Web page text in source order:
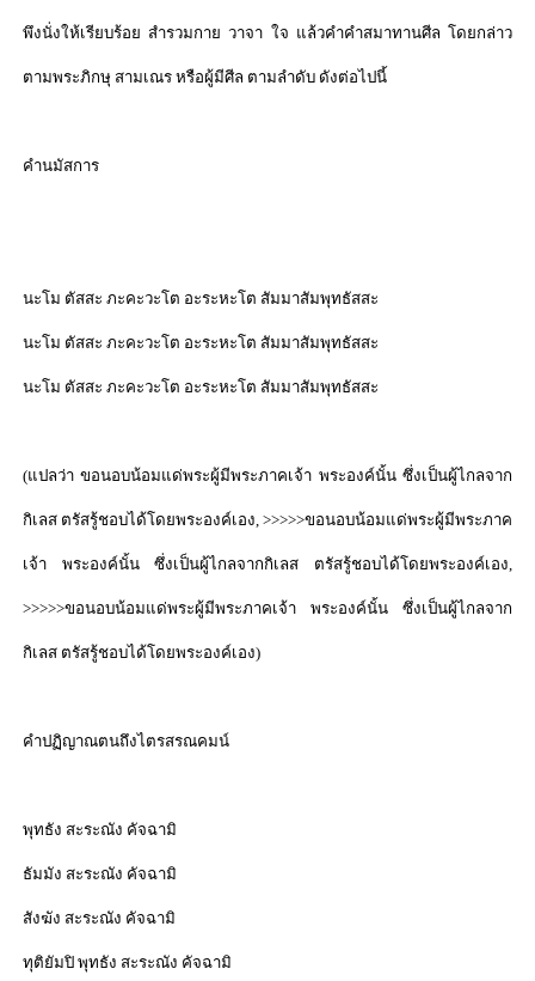
พึงนั่งให้เรียบร้อย สำรวมกาย วาจา ใจ แล้วคำคำสมาทานศีล โดยกล่าว
ตามพระภิกษุ สามเณร หรือผู้มีศีล ตามลำดับ ดังต่อไปนี้
คำนมัสการ
นะโม ตัสสะ ภะคะวะโต อะระหะโต สัมมาสัมพุทธัสสะ
นะโม ตัสสะ ภะคะวะโต อะระหะโต สัมมาสัมพุทธัสสะ
นะโม ตัสสะ ภะคะวะโต อะระหะโต สัมมาสัมพุทธัสสะ
(แปลว่า ขอนอบน้อมแด่พระผู้มีพระภาคเจ้า พระองค์นั้น ซึ่งเป็นผู้ไกลจาก
กิเลส ตรัสรู้ชอบได้โดยพระองค์เอง, >>>>>ขอนอบน้อมแด่พระผู้มีพระภาค
เจ้า พระองค์นั้น ซึ่งเป็นผู้ไกลจากกิเลส ตรัสรู้ชอบได้โดยพระองค์เอง,
>>>>>ขอนอบน้อมแด่พระผู้มีพระภาคเจ้า พระองค์นั้น ซึ่งเป็นผู้ไกลจาก
กิเลส ตรัสรู้ชอบได้โดยพระองค์เอง)
คำปฏิญาณตนถึงไตรสรณคมน์
พุทธัง สะระณัง คัจฉามิ
ธัมมัง สะระณัง คัจฉามิ
สังฆัง สะระณัง คัจฉามิ
ทุติยัมปิ พุทธัง สะระณัง คัจฉามิ